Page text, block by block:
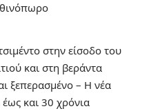
στην είσοδο του
και στη βεράντα
ξεπερασμένο – Η νέα
και 30 χρόνια